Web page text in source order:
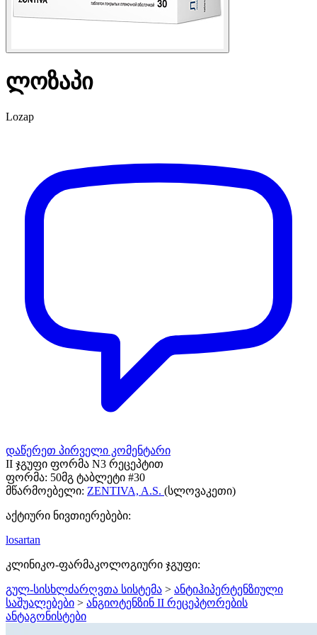
ლოზაპი
Lozap
დაწერეთ პირველი კომენტარი
II ჯგუფი ფორმა N3 რეცეპტით
ფორმა: 50მგ ტაბლეტი #30
მწარმოებელი: ZENTIVA, A.S. (სლოვაკეთი)
აქტიური ნივთიერებები:
losartan
კლინიკო-ფარმაკოლოგიური ჯგუფი:
გულ-სისხლძარღვთა სისტემა > ანტიჰიპერტენზიული
საშუალებები > ანგიოტენზინ II რეცეპტორების
ანტაგონისტები